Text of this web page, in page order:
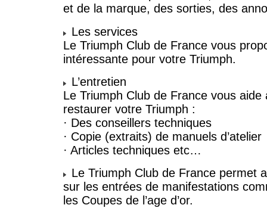
et de la marque, des sorties, des
Les services
Le Triumph Club de France vous
intéressante pour votre Triumph.
L’entretien
Le Triumph Club de France vous aide
restaurer votre Triumph :
· Des conseillers techniques
· Copie (extraits) de manuels d’atelier
· Articles techniques etc…
Le Triumph Club de France permet
sur les entrées de manifestations
les Coupes de l’age d’or.